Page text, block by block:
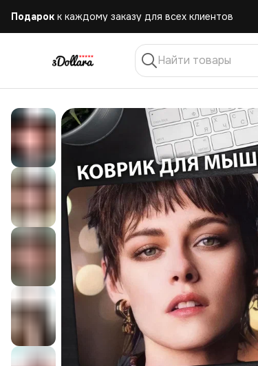
Бесплатная доставка при заказе от 10.000 руб.